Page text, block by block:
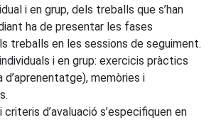
i en grup, dels treballs que s’han
ha de presentar les fases
treballs en les sessions de seguiment.
i en grup: exercicis pràctics
d’aprenentatge), memòries i
d’avaluació s’especifiquen en